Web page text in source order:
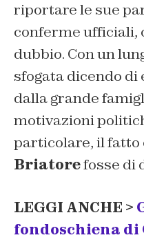
riportare le sue
conferme ufficiali,
dubbio. Con un
sfogata dicendo di
dalla grande
motivazioni
particolare, il fatto
Briatorefosse di
LEGGI ANCHE >
fondoschiena di